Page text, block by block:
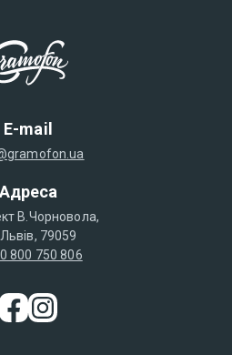
E-mail
Адреса
В.Чорновола,
79059
800 750 806